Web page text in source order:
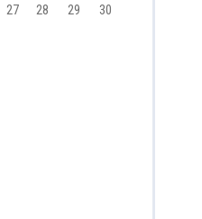
27 28 29 30